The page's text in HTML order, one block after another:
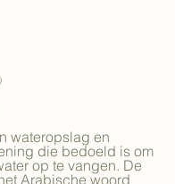
wateropslag en
die bedoeld is om
op te vangen. De
Arabische woord